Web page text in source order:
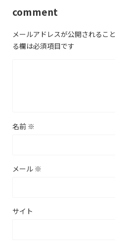
comment
メールアドレスが公開されるこ
る欄は必須項目です
名前 ※
メール ※
サイト